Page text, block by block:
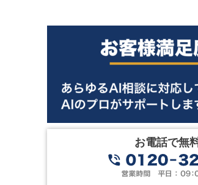
お電話で無